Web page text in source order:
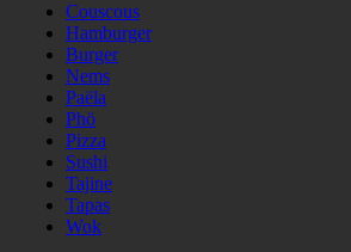
Couscous
Hamburger
Burger
Nems
Paëla
Phö
Pizza
Sushi
Tajine
Tapas
Wok